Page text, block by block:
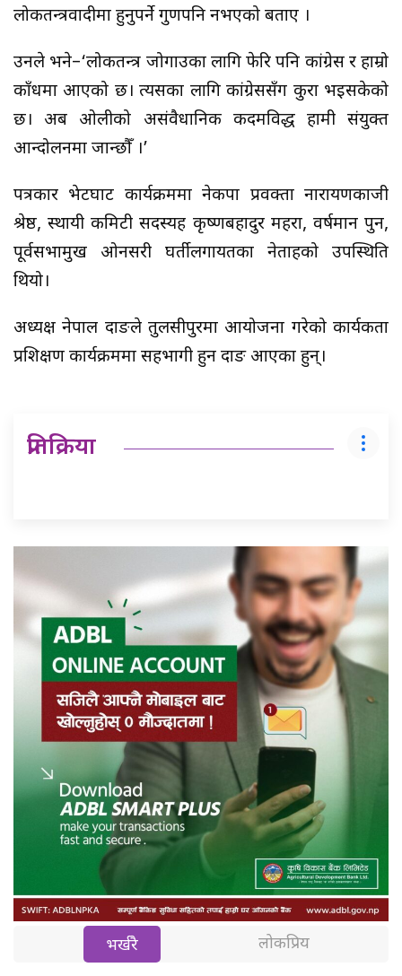
लोकतन्त्रवादीमा हुनुपर्ने गुणपनि नभएको बताए ।
उनले भने–‘लोकतन्त्र जोगाउका लागि फेरि पनि कांग्रेस र हाम्रो
काँधमा आएको छ। त्यसका लागि कांग्रेससँग कुरा भइसकेको
छ। अब ओलीको असंवैधानिक कदमविरुद्ध हामी संयुक्त
आन्दोलनमा जान्छौँ ।’
पत्रकार भेटघाट कार्यक्रममा नेकपा प्रवक्ता नारायणकाजी
श्रेष्ठ, स्थायी कमिटी सदस्यहरु कृष्णबहादुर महरा, वर्षमान पुन,
पूर्वसभामुख ओनसरी घर्तीलगायतका नेताहरुको उपस्थिति
थियो।
अध्यक्ष नेपाल दाङले तुलसीपुरमा आयोजना गरेको कार्यकता
प्रशिक्षण कार्यक्रममा सहभागी हुन दाङ आएका हुन्।
प्रतिक्रिया
भर्खरै लोकप्रिय